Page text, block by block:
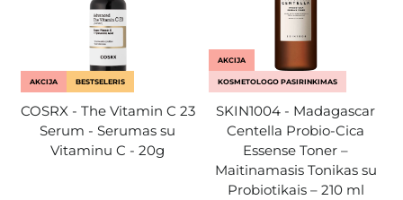
AKCIJA BESTSELERIS
COSRX - The Vitamin C 23
Serum - Serumas su
Vitaminu C - 20g
AKCIJA
KOSMETOLOGO PASIRINKIMAS
SKIN1004 - Madagascar
Centella Probio-Cica
Essense Toner –
Maitinamasis Tonikas su
Probiotikais – 210 ml